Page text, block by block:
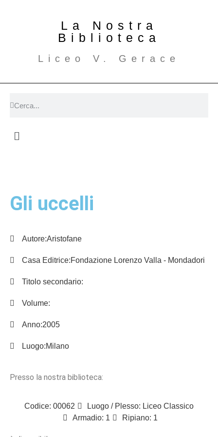
La Nostra
Biblioteca
Liceo V. Gerace
Gli uccelli
Autore:Aristofane
Casa Editrice:Fondazione Lorenzo Valla - Mondadori
Titolo secondario:
Volume:
Anno:2005
Luogo:Milano
Presso la nostra biblioteca:
Codice: 00062
Luogo / Plesso: Liceo Classico
Armadio: 1
Ripiano: 1